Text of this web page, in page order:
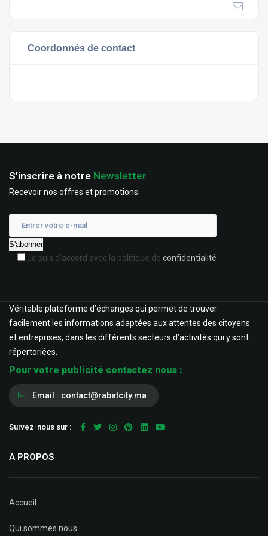
Coordonnés de contact
S'inscrire à notre Newsletter
Recevoir nos offres et promotions.
Je suis d'accord avec la politique de confidentialité
Véritable plateforme d’échanges qui permet de trouver
facilement les informations adaptées aux attentes des citoyens
et entreprises, dans les différents secteurs d’activités qui y sont
répertoriées.
Pour votre publicité contactez nous :
Email : contact@rabatcity.ma
Suivez-nous sur :
A PROPOS
Accueil
Qui sommes nous